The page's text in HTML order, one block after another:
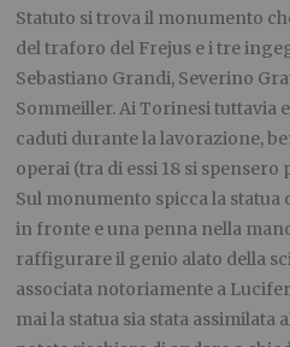
Statuto si trova il monumento
del traforo del Frejus e i tre
Sebastiano Grandi, Severino
Sommeiller. Ai Torinesi tuttavia
caduti durante la lavorazione,
operai (tra di essi 18 si spensero
Sul monumento spicca la statua
in fronte e una penna nella
raffigurare il genio alato della
associata notoriamente a
mai la statua sia stata assimilata